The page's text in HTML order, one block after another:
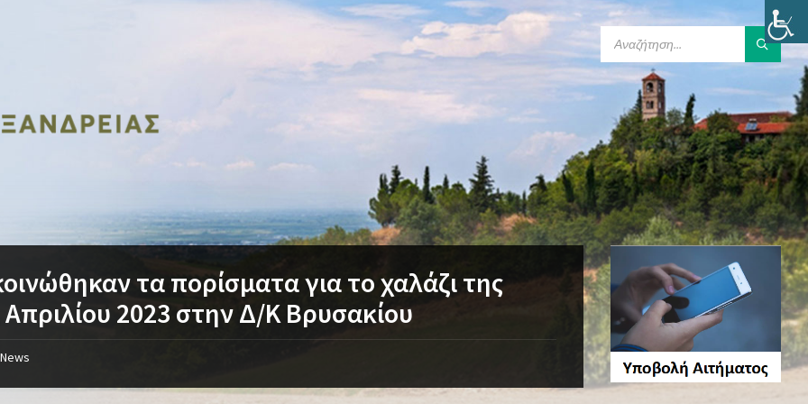
τα πορίσματα για το χαλάζι της
Απριλίου 2023 στην Δ/Κ Βρυσακίου
News